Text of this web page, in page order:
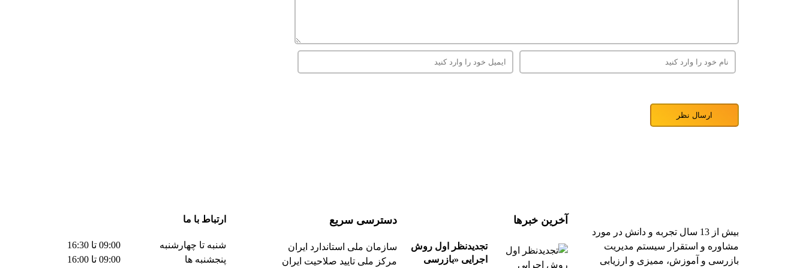
بیش از 13 سال تجربه و دانش در مورد
مشاوره و استقرار سیستم مدیریت
بازرسی و آموزش، ممیزی و ارزیابی
آخرین خبرها
تجدیدنظر اول روش
اجرایی «بازرسی
دسترسی سریع
سازمان ملی استاندارد ایران
مرکز ملی تایید صلاحیت ایران
ارتباط با ما
شنبه تا چهارشنبه
09:00 تا 16:30
پنجشنبه ها
09:00 تا 16:00